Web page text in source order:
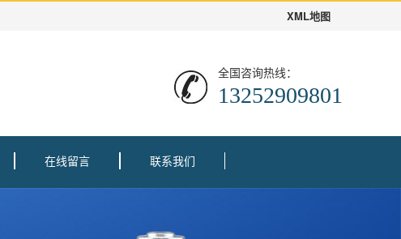
XML地图
全国咨询热线：
13252909801
在线留言 联系我们